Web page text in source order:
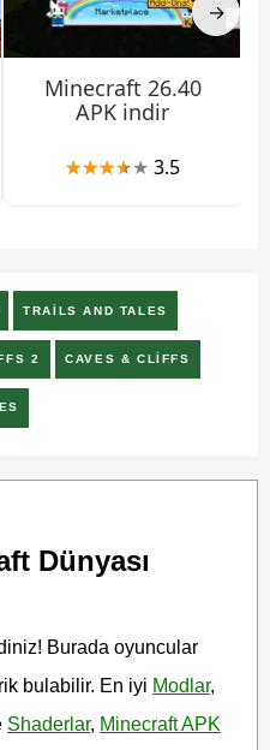
→
Minecraft 26.40
APK indir
3.5
TRAILS AND TALES
2 CAVES & CLIFFS
Dünyası
Burada oyuncular
bulabilir. En iyi Modlar,
Shaderlar, Minecraft APK